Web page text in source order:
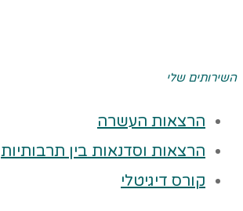
השירותים שלי
הרצאות העשרה
הרצאות וסדנאות בין תרבותיות
קורס דיגיטלי